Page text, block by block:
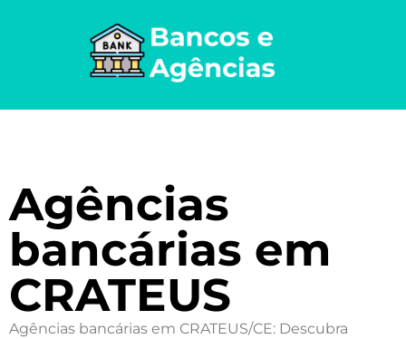
Agências
bancárias em
CRATEUS
Agências bancárias em CRATEUS/CE: Descubra